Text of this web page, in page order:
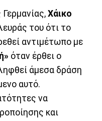
Χάικο
του ότι το
αντιμέτωπο με
όταν έρθει ο
άμεσα δράση
αυτό.
να
και